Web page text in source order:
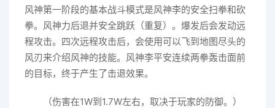
风神第一阶段的基本战斗模式是风神李的安全扫拳和砍
拳。风神力后退并安全跳跃（重复）。爆发后会发动远
程攻击。四次远程攻击后，会使用可以飞到地图尽头的
风刃来介绍风神的技能。风神李平安连续两拳轰击面前
的目标，终于产生了击退效果。
（伤害在1W到1.7W左右，取决于玩家的防御。）